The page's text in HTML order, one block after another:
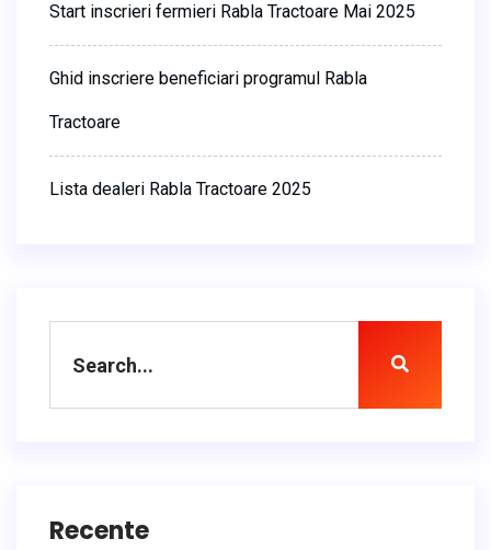
Start inscrieri fermieri Rabla Tractoare Mai 2025
Ghid inscriere beneficiari programul Rabla
Tractoare
Lista dealeri Rabla Tractoare 2025
Recente